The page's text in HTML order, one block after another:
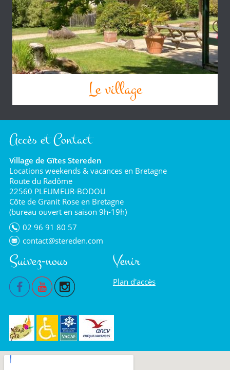
Le village
Accès et Contact
Village de Gîtes Stereden
Locations weekends & vacances en Bretagne
Route du Radôme
22560 PLEUMEUR-BODOU
Côte de Granit Rose en Bretagne
(bureau ouvert en saison 9h-19h)
02 96 91 80 57
contact@stereden.com
Suivez-nous Venir
Plan d'accès